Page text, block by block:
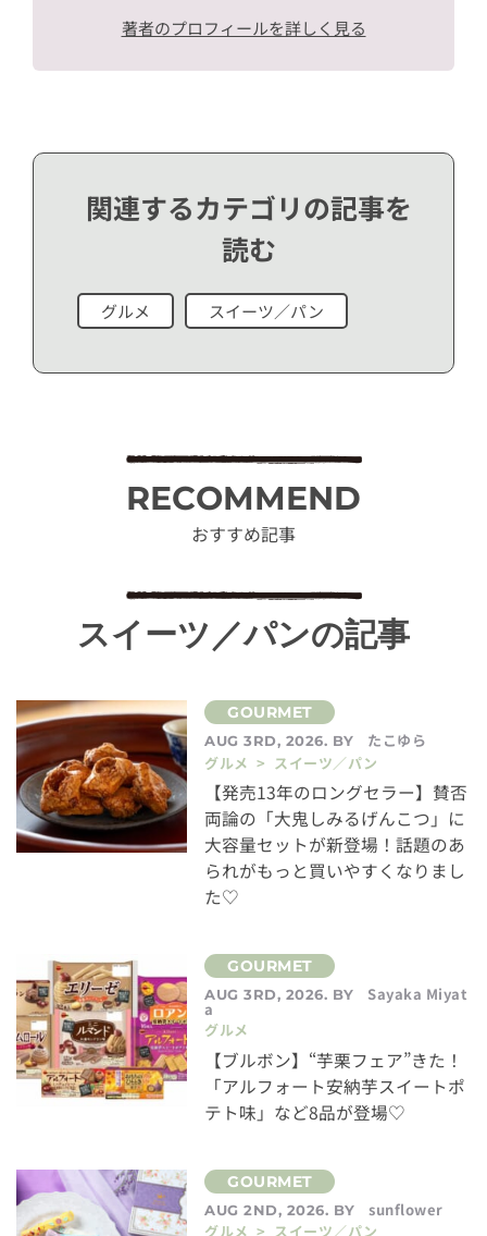
著者のプロフィールを詳しく見る
関連するカテゴリの記事を
読む
グルメ スイーツ／パン
RECOMMEND
おすすめ記事
スイーツ／パンの記事
AUG 3RD, 2026. BY
たこゆら
グルメ > スイーツ／パン
【発売13年のロングセラー】賛否
両論の「大鬼しみるげんこつ」に
大容量セットが新登場！話題のあ
られがもっと買いやすくなりまし
た♡
AUG 3RD, 2026. BY Sayaka Miyat
a
グルメ
【ブルボン】“芋栗フェア”きた！
「アルフォート安納芋スイートポ
テト味」など8品が登場♡
AUG 2ND, 2026. BY
sunflower
グルメ > スイーツ／パン